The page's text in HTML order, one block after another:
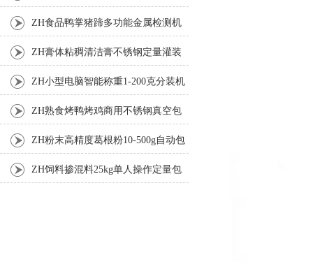
ZH食品鸭掌猪蹄多功能金属检测机
ZH膏体粘稠清洁膏不锈钢定量灌装
机厂家 ZH小型电脑智能称重1-200克分装机
ZH熟食烤鸭烤鸡商用不锈钢真空包
装机 ZH粉末高精度葛根粉10-500g自动包
装机 ZH饲料掺混料25kg单人操作定量包